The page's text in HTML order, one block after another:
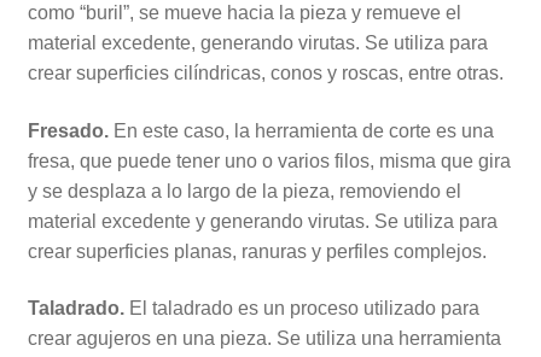
como “buril”, se mueve hacia la pieza y remueve el
material excedente, generando virutas. Se utiliza para
crear superficies cilíndricas, conos y roscas, entre otras.
Fresado. En este caso, la herramienta de corte es una
fresa, que puede tener uno o varios filos, misma que gira
y se desplaza a lo largo de la pieza, removiendo el
material excedente y generando virutas. Se utiliza para
crear superficies planas, ranuras y perfiles complejos.
Taladrado. El taladrado es un proceso utilizado para
crear agujeros en una pieza. Se utiliza una herramienta